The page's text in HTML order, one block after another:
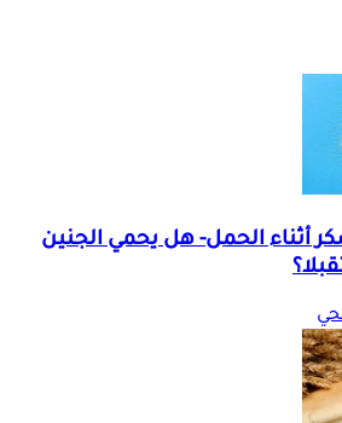
أثناء الحمل- هل يحمي الجنين